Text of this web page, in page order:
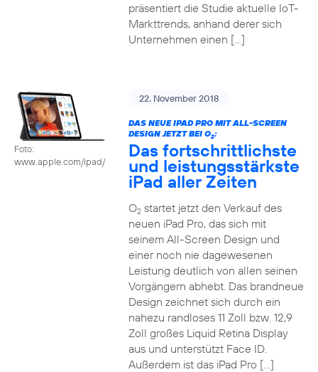
präsentiert die Studie aktuelle IoT-
Markttrends, anhand derer sich
Unternehmen einen […]
Foto:
www.apple.com/ipad/
22. November 2018
DAS NEUE IPAD PRO MIT ALL-SCREEN
DESIGN JETZT BEI O2:
Das fortschrittlichste
und leistungsstärkste
iPad aller Zeiten
O2startet jetzt den Verkauf des
neuen iPad Pro, das sich mit
seinem All-Screen Design und
einer noch nie dagewesenen
Leistung deutlich von allen seinen
Vorgängern abhebt. Das brandneue
Design zeichnet sich durch ein
nahezu randloses 11 Zoll bzw. 12,9
Zoll großes Liquid Retina Display
aus und unterstützt Face ID.
Außerdem ist das iPad Pro […]